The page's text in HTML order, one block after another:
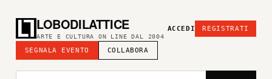
LOBODILATTICE
ARTE E CULTURA ON LINE DAL 2004
SEGNALA EVENTO COLLABORA
ACCEDI REGISTRATI